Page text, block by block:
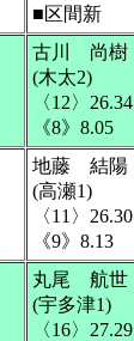
■区間新
古川 尚樹
(木太2)
〈12〉26.34
《8》8.05
地藤 結陽
(高瀬1)
〈11〉26.30
《9》8.13
丸尾 航世
(宇多津1)
〈16〉27.29